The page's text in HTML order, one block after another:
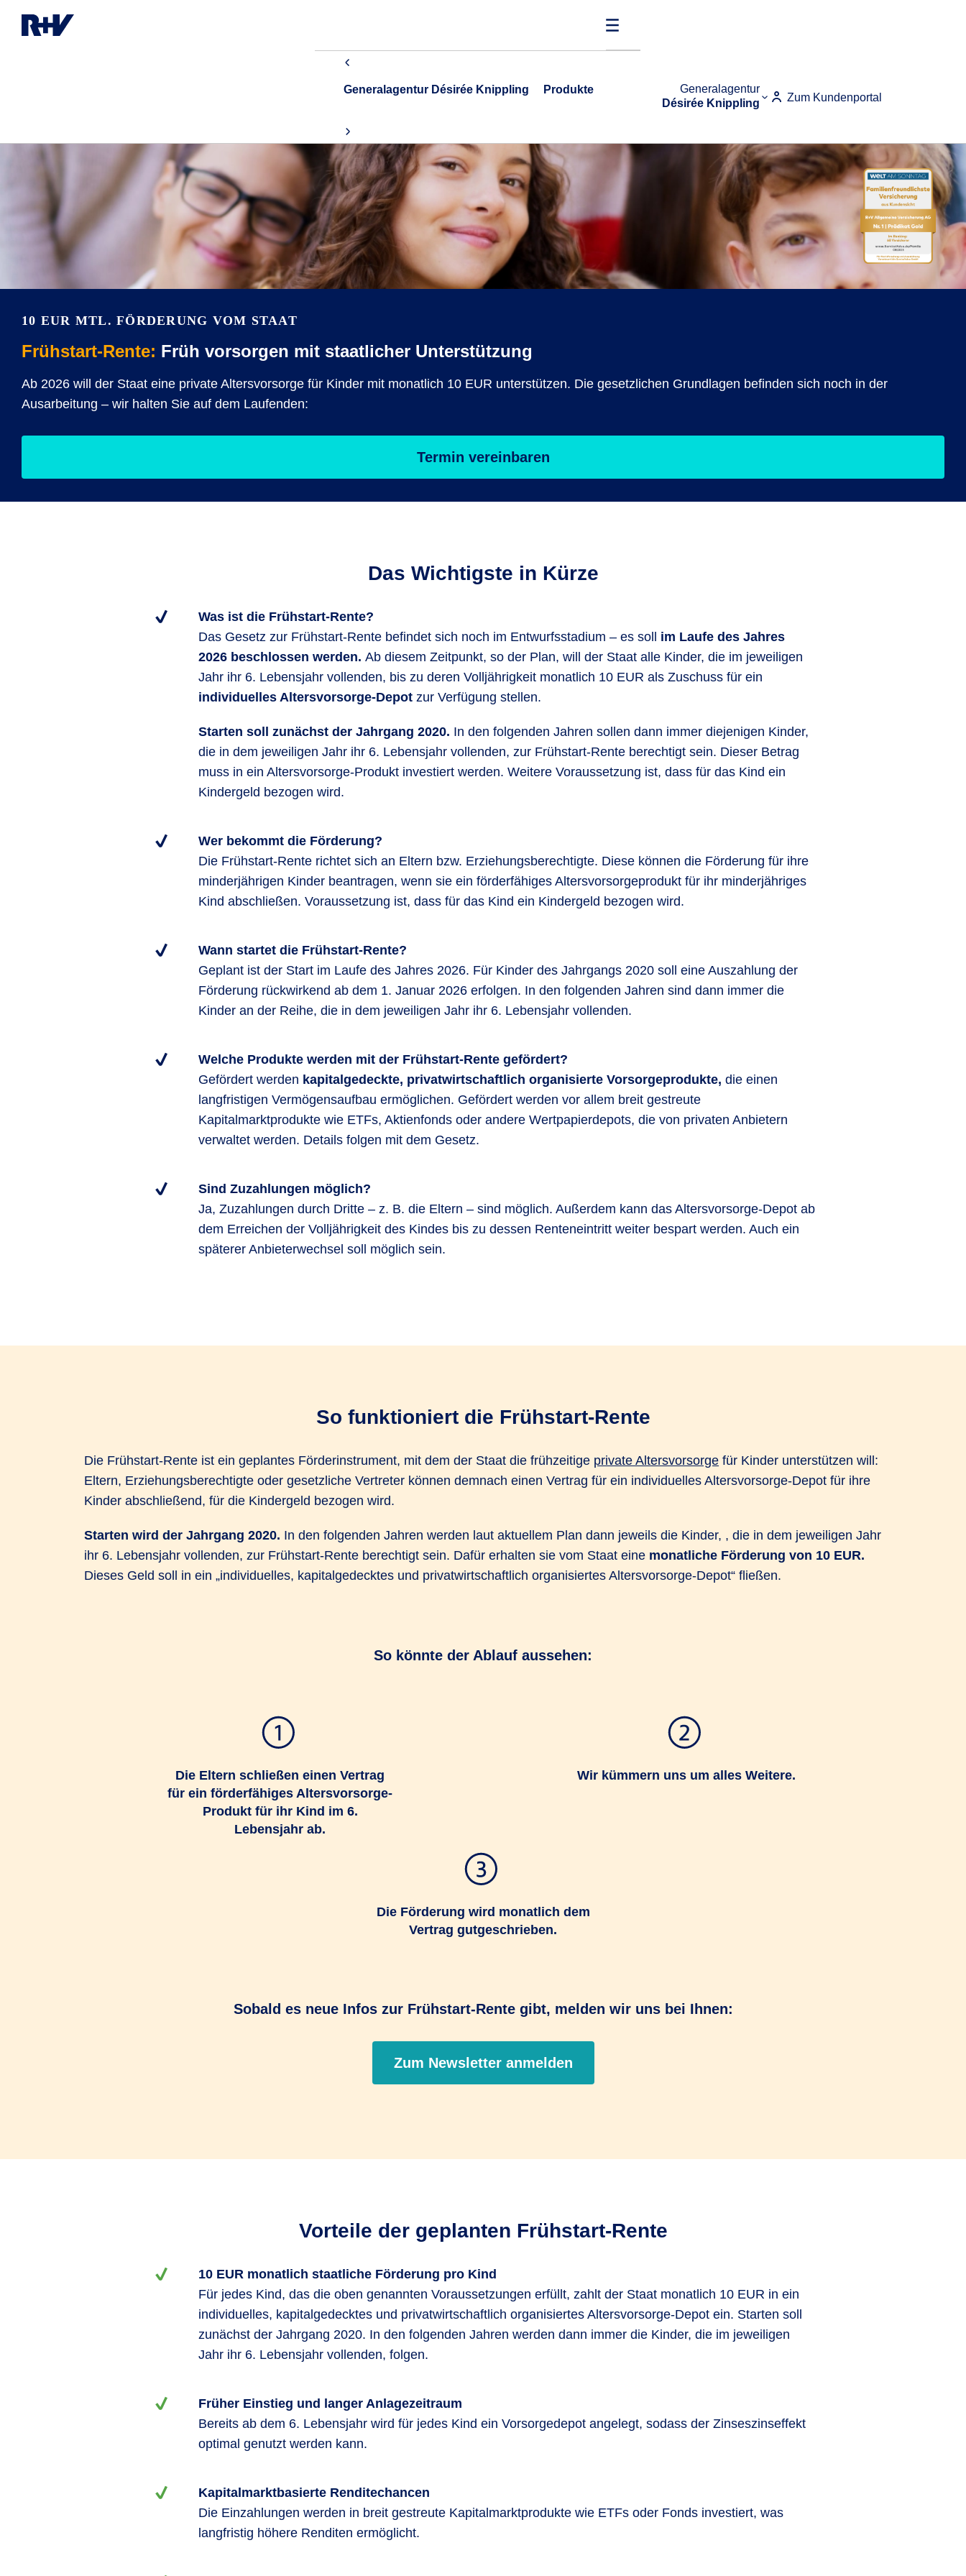
Generalagentur
Désirée Knippling
Zum Kundenportal
Generalagentur Désirée Knippling Produkte
10 EUR MTL. FÖRDERUNG VOM STAAT
Frühstart-Rente: Früh vorsorgen mit staatlicher Unterstützung
Ab 2026 will der Staat eine private Altersvorsorge für Kinder mit monatlich 10 EUR unterstützen. Die gesetzlichen Grundlagen befinden sich noch in der
Ausarbeitung – wir halten Sie auf dem Laufenden:
Termin vereinbaren
Das Wichtigste in Kürze
Was ist die Frühstart-Rente?
Das Gesetz zur Frühstart-Rente befindet sich noch im Entwurfsstadium – es soll im Laufe des Jahres
2026 beschlossen werden. Ab diesem Zeitpunkt, so der Plan, will der Staat alle Kinder, die im jeweiligen
Jahr ihr 6. Lebensjahr vollenden, bis zu deren Volljährigkeit monatlich 10 EUR als Zuschuss für ein
individuelles Altersvorsorge-Depot zur Verfügung stellen.
Starten soll zunächst der Jahrgang 2020. In den folgenden Jahren sollen dann immer diejenigen Kinder,
die in dem jeweiligen Jahr ihr 6. Lebensjahr vollenden, zur Frühstart-Rente berechtigt sein. Dieser Betrag
muss in ein Altersvorsorge-Produkt investiert werden. Weitere Voraussetzung ist, dass für das Kind ein
Kindergeld bezogen wird.
Wer bekommt die Förderung?
Die Frühstart-Rente richtet sich an Eltern bzw. Erziehungsberechtigte. Diese können die Förderung für ihre
minderjährigen Kinder beantragen, wenn sie ein förderfähiges Altersvorsorgeprodukt für ihr minderjähriges
Kind abschließen. Voraussetzung ist, dass für das Kind ein Kindergeld bezogen wird.
Wann startet die Frühstart-Rente?
Geplant ist der Start im Laufe des Jahres 2026. Für Kinder des Jahrgangs 2020 soll eine Auszahlung der
Förderung rückwirkend ab dem 1. Januar 2026 erfolgen. In den folgenden Jahren sind dann immer die
Kinder an der Reihe, die in dem jeweiligen Jahr ihr 6. Lebensjahr vollenden.
Welche Produkte werden mit der Frühstart-Rente gefördert?
Gefördert werden kapitalgedeckte, privatwirtschaftlich organisierte Vorsorgeprodukte, die einen
langfristigen Vermögensaufbau ermöglichen. Gefördert werden vor allem breit gestreute
Kapitalmarktprodukte wie ETFs, Aktienfonds oder andere Wertpapierdepots, die von privaten Anbietern
verwaltet werden. Details folgen mit dem Gesetz.
Sind Zuzahlungen möglich?
Ja, Zuzahlungen durch Dritte – z. B. die Eltern – sind möglich. Außerdem kann das Altersvorsorge-Depot ab
dem Erreichen der Volljährigkeit des Kindes bis zu dessen Renteneintritt weiter bespart werden. Auch ein
späterer Anbieterwechsel soll möglich sein.
So funktioniert die Frühstart-Rente
Die Frühstart-Rente ist ein geplantes Förderinstrument, mit dem der Staat die frühzeitige private Altersvorsorge für Kinder unterstützen will:
Eltern, Erziehungsberechtigte oder gesetzliche Vertreter können demnach einen Vertrag für ein individuelles Altersvorsorge-Depot für ihre
Kinder abschließend, für die Kindergeld bezogen wird.
Starten wird der Jahrgang 2020. In den folgenden Jahren werden laut aktuellem Plan dann jeweils die Kinder, , die in dem jeweiligen Jahr
ihr 6. Lebensjahr vollenden, zur Frühstart-Rente berechtigt sein. Dafür erhalten sie vom Staat eine monatliche Förderung von 10 EUR.
Dieses Geld soll in ein „individuelles, kapitalgedecktes und privatwirtschaftlich organisiertes Altersvorsorge-Depot“ fließen.
So könnte der Ablauf aussehen:
Die Eltern schließen einen Vertrag
für ein förderfähiges Altersvorsorge-
Produkt für ihr Kind im 6.
Lebensjahr ab.
Wir kümmern uns um alles Weitere.
Die Förderung wird monatlich dem
Vertrag gutgeschrieben.
Sobald es neue Infos zur Frühstart-Rente gibt, melden wir uns bei Ihnen:
Zum Newsletter anmelden
Vorteile der geplanten Frühstart-Rente
10 EUR monatlich staatliche Förderung pro Kind
Für jedes Kind, das die oben genannten Voraussetzungen erfüllt, zahlt der Staat monatlich 10 EUR in ein
individuelles, kapitalgedecktes und privatwirtschaftlich organisiertes Altersvorsorge-Depot ein. Starten soll
zunächst der Jahrgang 2020. In den folgenden Jahren werden dann immer die Kinder, die im jeweiligen
Jahr ihr 6. Lebensjahr vollenden, folgen.
Früher Einstieg und langer Anlagezeitraum
Bereits ab dem 6. Lebensjahr wird für jedes Kind ein Vorsorgedepot angelegt, sodass der Zinseszinseffekt
optimal genutzt werden kann.
Kapitalmarktbasierte Renditechancen
Die Einzahlungen werden in breit gestreute Kapitalmarktprodukte wie ETFs oder Fonds investiert, was
langfristig höhere Renditen ermöglicht.